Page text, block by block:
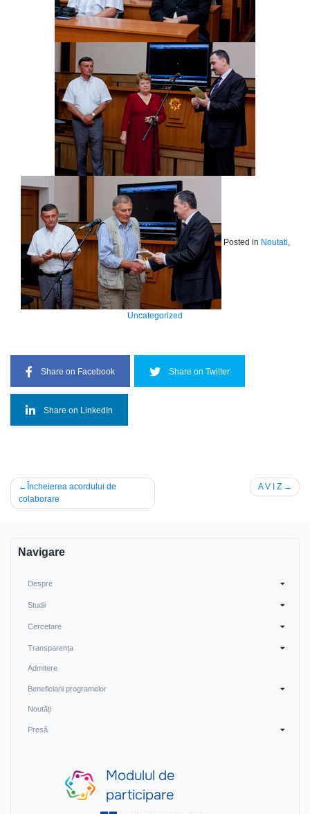
Posted in Noutati
Uncategorized
Share on Facebook Share on Twitter
Share on LinkedIn
Navigare
în
Încheierea acordului de
colaborare
A V I Z
Navigare
Despre
Studii
Cercetare
Transparența
Admitere
Beneficiarii programelor
Noutăți
Presă